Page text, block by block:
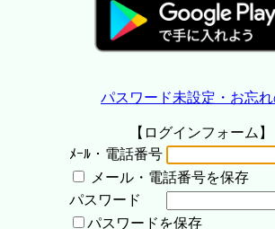
パスワード未設定・お忘
【ログインフォーム】
ﾒｰﾙ・電話番号
メール・電話番号を保存
パスワード
パスワードを保存